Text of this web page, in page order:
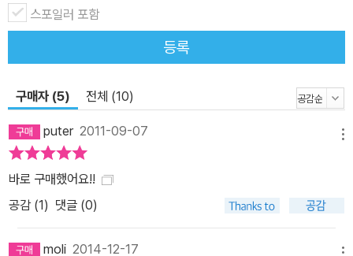
스포일러 포함
등록
구매자 (5) 전체 (10)
puter2011-09-07
바로 구매했어요!!
공감 (1) 댓글 (0)
moli 2014-12-17